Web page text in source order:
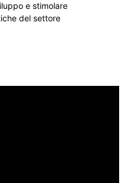
e stimolare
del settore